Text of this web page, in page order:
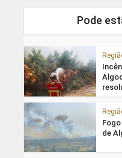
Pode
Fogo
de